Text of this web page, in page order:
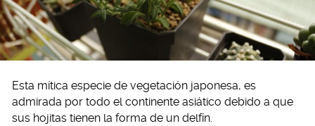
Esta mítica especie de vegetación japonesa, es
admirada por todo el continente asiático debido a que
sus hojitas tienen la forma de un delfín.